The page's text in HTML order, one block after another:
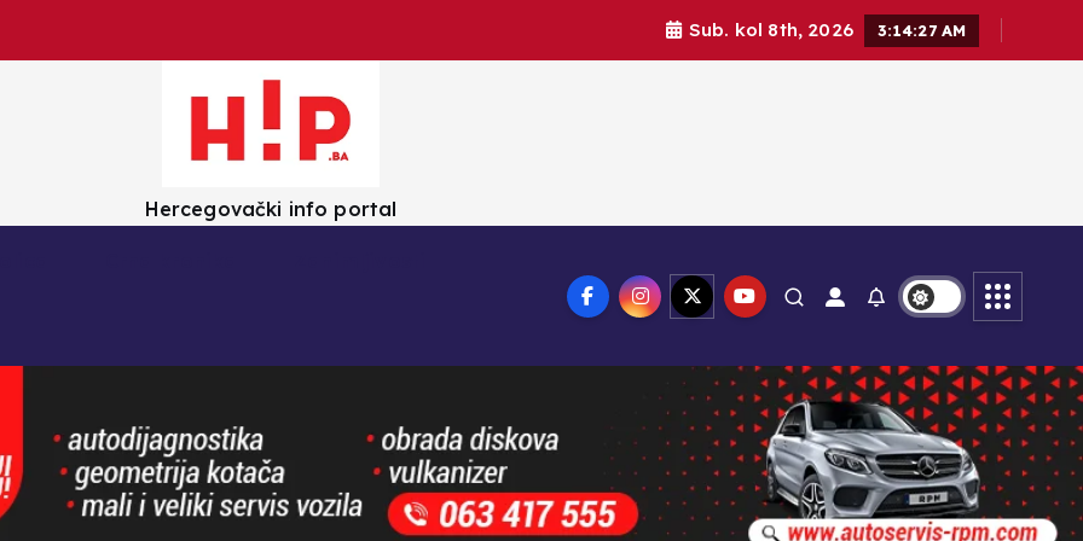
Sub. kol 8th, 2026 3:14:28 AM
Hercegovački info portal